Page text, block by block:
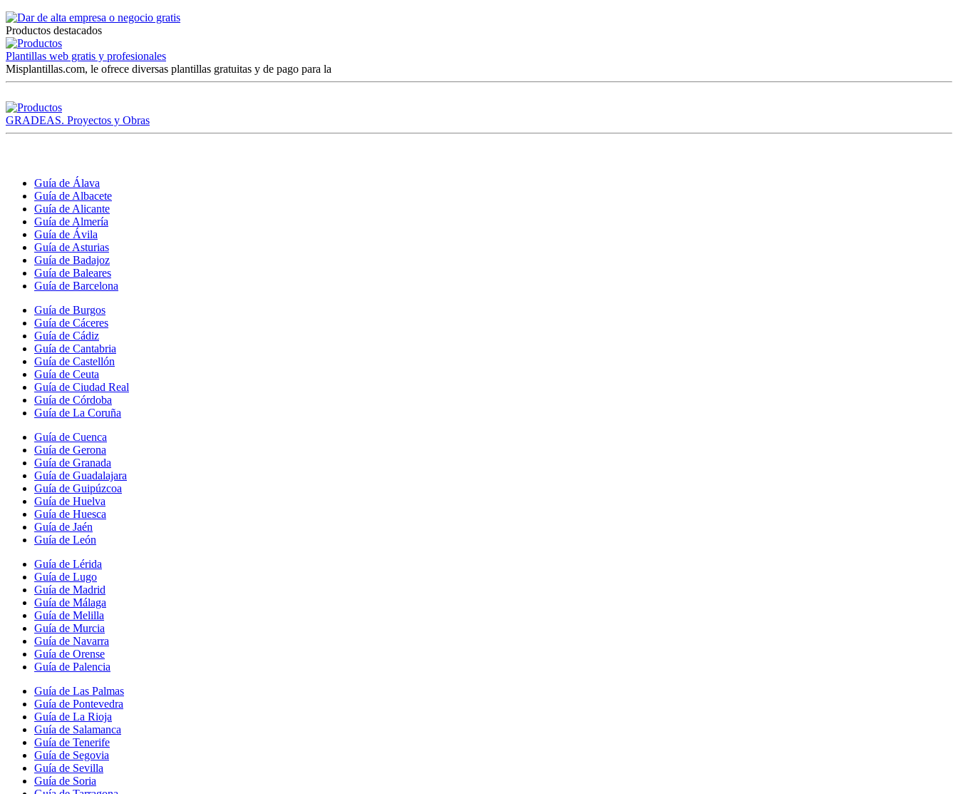
Productos destacados
Plantillas web gratis y profesionales
Misplantillas.com, le ofrece diversas plantillas gratuitas y de pago para la
GRADEAS. Proyectos y Obras
Guía de Álava
Guía de Albacete
Guía de Alicante
Guía de Almería
Guía de Ávila
Guía de Asturias
Guía de Badajoz
Guía de Baleares
Guía de Barcelona
Guía de Burgos
Guía de Cáceres
Guía de Cádiz
Guía de Cantabria
Guía de Castellón
Guía de Ceuta
Guía de Ciudad Real
Guía de Córdoba
Guía de La Coruña
Guía de Cuenca
Guía de Gerona
Guía de Granada
Guía de Guadalajara
Guía de Guipúzcoa
Guía de Huelva
Guía de Huesca
Guía de Jaén
Guía de León
Guía de Lérida
Guía de Lugo
Guía de Madrid
Guía de Málaga
Guía de Melilla
Guía de Murcia
Guía de Navarra
Guía de Orense
Guía de Palencia
Guía de Las Palmas
Guía de Pontevedra
Guía de La Rioja
Guía de Salamanca
Guía de Tenerife
Guía de Segovia
Guía de Sevilla
Guía de Soria